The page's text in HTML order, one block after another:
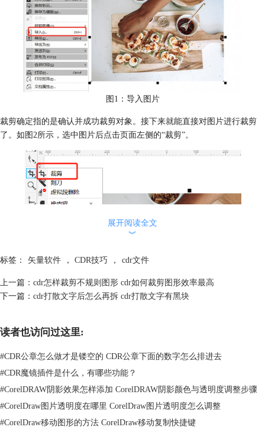
图1：导入图片
裁剪确定指的是确认并成功裁剪对象。接下来就能直接对图片进行裁剪
了。如图2所示，选中图片后点击页面左侧的“裁剪”。
图2：点击“裁剪”
能裁剪并保留矩形中的部分图片内容。
展开阅读全文
︾
标签： 矢量软件 ， CDR技巧 ， cdr文件
上一篇： cdr怎样裁剪不规则图形 cdr如何裁剪图形效率最高
下一篇： cdr打散文字后怎么再拆 cdr打散文字有黑块
读者也访问过这里:
#CDR公章怎么做才是镂空的 CDR公章下面的数字怎么排进去
#CDR魔镜插件是什么，有哪些功能？
#CorelDRAW阴影效果怎样添加 CorelDRAW阴影颜色与透明度调整步骤
#CorelDraw图片透明度在哪里 CorelDraw图片透明度怎么调整
#CorelDraw移动图形的方法 CorelDraw移动复制快捷键